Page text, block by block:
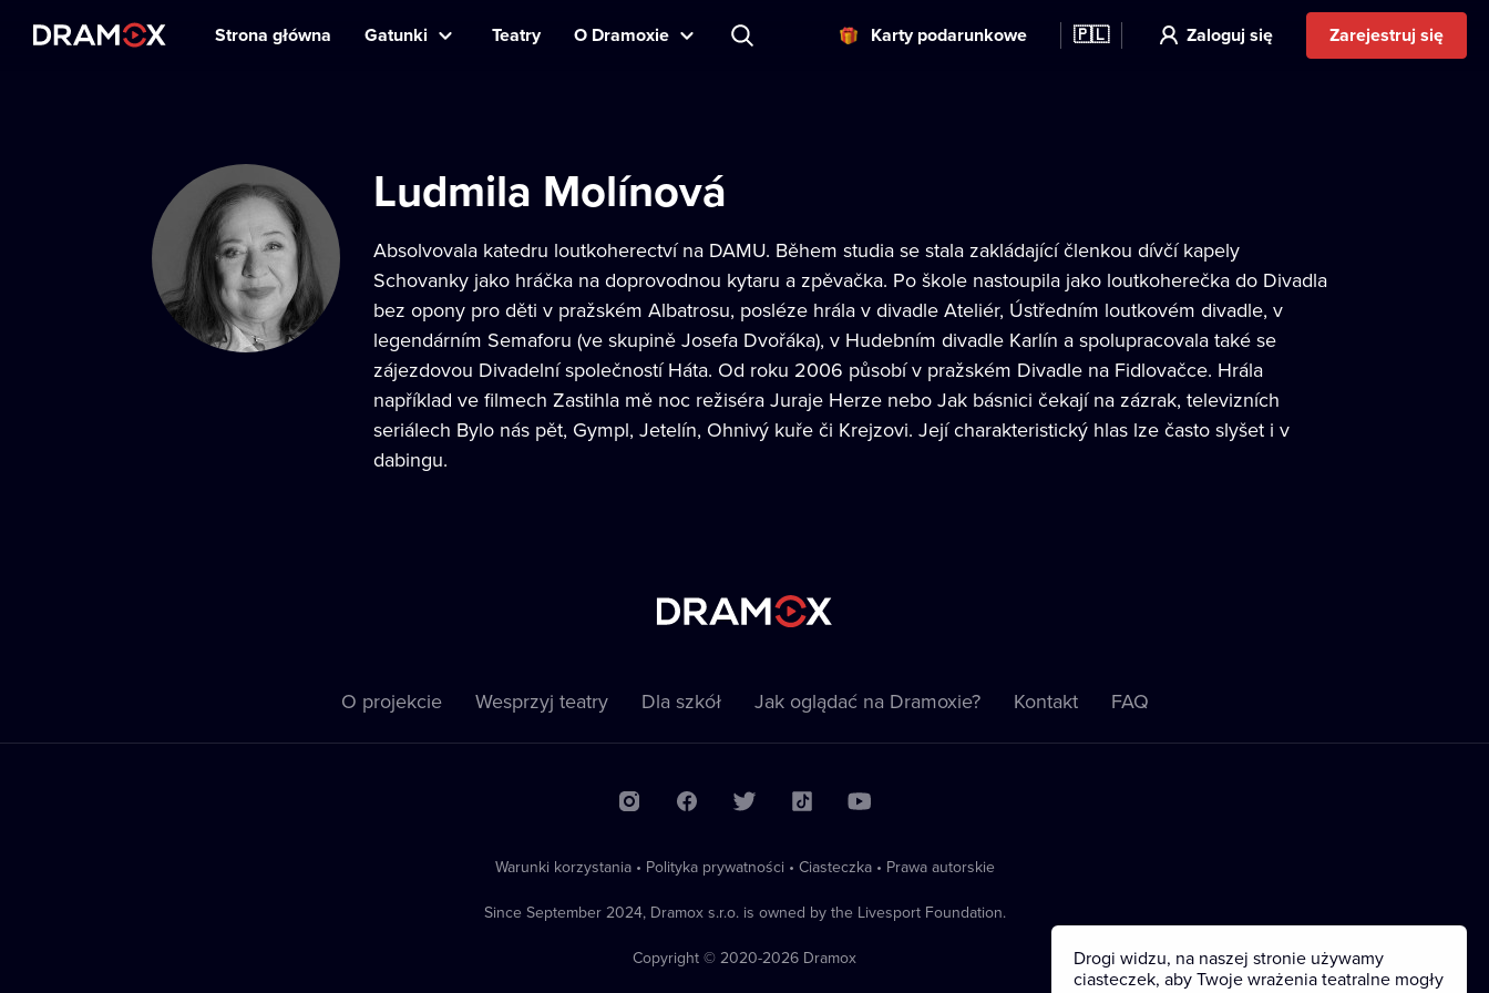
Strona główna Gatunki Teatry O Dramoxie Karty podarunkowe 🇵🇱 Zaloguj się Zarejestruj się
Ludmila Molínová
Absolvovala katedru loutkoherectví na DAMU. Během studia se stala zakládající členkou dívčí kapely
Schovanky jako hráčka na doprovodnou kytaru a zpěvačka. Po škole nastoupila jako loutkoherečka do Divadla
bez opony pro děti v pražském Albatrosu, posléze hrála v divadle Ateliér, Ústředním loutkovém divadle, v
legendárním Semaforu (ve skupině Josefa Dvořáka), v Hudebním divadle Karlín a spolupracovala také se
zájezdovou Divadelní společností Háta. Od roku 2006 působí v pražském Divadle na Fidlovačce. Hrála
například ve filmech Zastihla mě noc režiséra Juraje Herze nebo Jak básnici čekají na zázrak, televizních
seriálech Bylo nás pět, Gympl, Jetelín, Ohnivý kuře či Krejzovi. Její charakteristický hlas lze často slyšet i v
dabingu.
O projekcie Wesprzyj teatry Dla szkół Jak oglądać na Dramoxie? Kontakt FAQ
Warunki korzystania • Polityka prywatności • Ciasteczka• Prawa autorskie
Since September 2024, Dramox s.r.o. is owned by the Livesport Foundation.
Copyright © 2020-2026 Dramox
Drogi widzu, na naszej stronie używamy
ciasteczek, aby Twoje wrażenia teatralne mogły